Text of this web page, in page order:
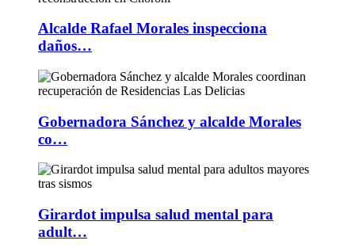
Alcalde Rafael Morales inspecciona
daños…
Gobernadora Sánchez y alcalde Morales
co…
Girardot impulsa salud mental para
adult…